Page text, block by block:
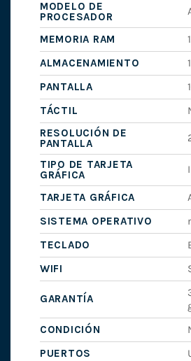
MODELO DE
PROCESADOR
MEMORIA RAM
ALMACENAMIENTO
PANTALLA
TÁCTIL
RESOLUCIÓN DE
PANTALLA
TIPO DE TARJETA
GRÁFICA
TARJETA GRÁFICA
SISTEMA OPERATIVO
TECLADO
WIFI
GARANTÍA
CONDICIÓN
PUERTOS